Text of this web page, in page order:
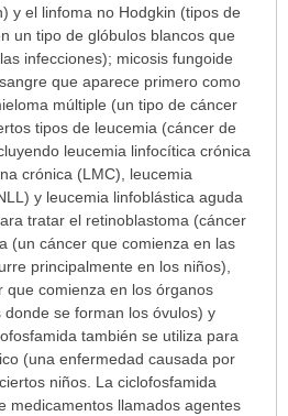
y el linfoma no Hodgkin (tipos de
un tipo de glóbulos blancos que
infecciones); micosis fungoide
que aparece primero como
múltiple (un tipo de cáncer
tipos de leucemia (cáncer de
leucemia linfocítica crónica
crónica (LMC), leucemia
y leucemia linfoblástica aguda
tratar el retinoblastoma (cáncer
(un cáncer que comienza en las
principalmente en los niños),
que comienza en los órganos
se forman los óvulos) y
también se utiliza para
(una enfermedad causada por
niños. La ciclofosfamida
medicamentos llamados agentes